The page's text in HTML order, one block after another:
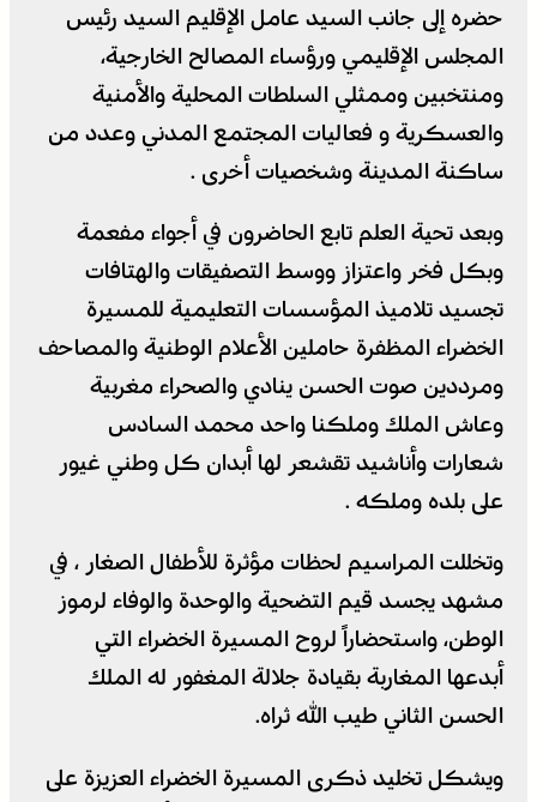
حضره إلى جانب السيد عامل الإقليم السيد رئيس
المجلس الإقليمي ورؤساء المصالح الخارجية،
ومنتخبين وممثلي السلطات المحلية والأمنية
والعسكرية و فعاليات المجتمع المدني وعدد من
ساكنة المدينة وشخصيات أخرى .
وبعد تحية العلم تابع الحاضرون في أجواء مفعمة
وبكل فخر واعتزاز ووسط التصفيقات والهتافات
تجسيد تلاميذ المؤسسات التعليمية للمسيرة
الخضراء المظفرة حاملين الأعلام الوطنية والمصاحف
ومرددين صوت الحسن ينادي والصحراء مغربية
وعاش الملك وملكنا واحد محمد السادس
شعارات وأناشيد تقشعر لها أبدان كل وطني غيور
على بلده وملكه .
وتخللت المراسيم لحظات مؤثرة للأطفال الصغار ، في
مشهد يجسد قيم التضحية والوحدة والوفاء لرموز
الوطن، واستحضاراً لروح المسيرة الخضراء التي
أبدعها المغاربة بقيادة جلالة المغفور له الملك
الحسن الثاني طيب الله ثراه.
ويشكل تخليد ذكرى المسيرة الخضراء العزيزة على